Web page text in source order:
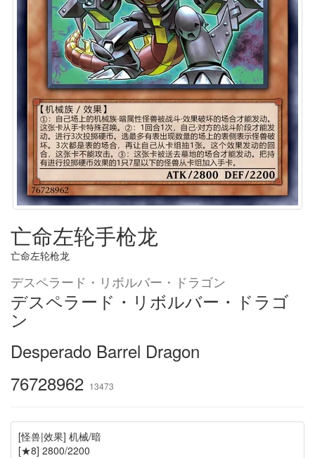
亡命左轮手枪龙
亡命左轮枪龙
デスペラード・リボルバー・ドラゴン
デスペラード・リボルバー・ドラゴ
ン
Desperado Barrel Dragon
76728962 13473
[怪兽|效果] 机械/暗
[★8] 2800/2200